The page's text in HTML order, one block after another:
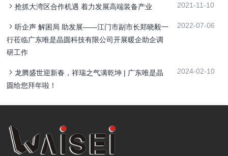
抢抓大湾区合作机遇 着力发展高端装备产业 2021-11-10
听企声 解困局 助发展——江门市副市长郑晓毅一
行莅临广东唯是晶圆科技有限公司开展暖企助企调
研工作
2022-07-06
龙腾盛世迎新春，祥瑞之气满乾坤 | 广东唯是晶
圆给您拜年啦！
2024-02-10